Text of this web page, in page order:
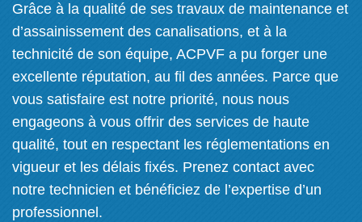
Grâce à la qualité de ses travaux de maintenance et
d’assainissement des canalisations, et à la
technicité de son équipe, ACPVF a pu forger une
excellente réputation, au fil des années. Parce que
vous satisfaire est notre priorité, nous nous
engageons à vous offrir des services de haute
qualité, tout en respectant les réglementations en
vigueur et les délais fixés. Prenez contact avec
notre technicien et bénéficiez de l’expertise d’un
professionnel.